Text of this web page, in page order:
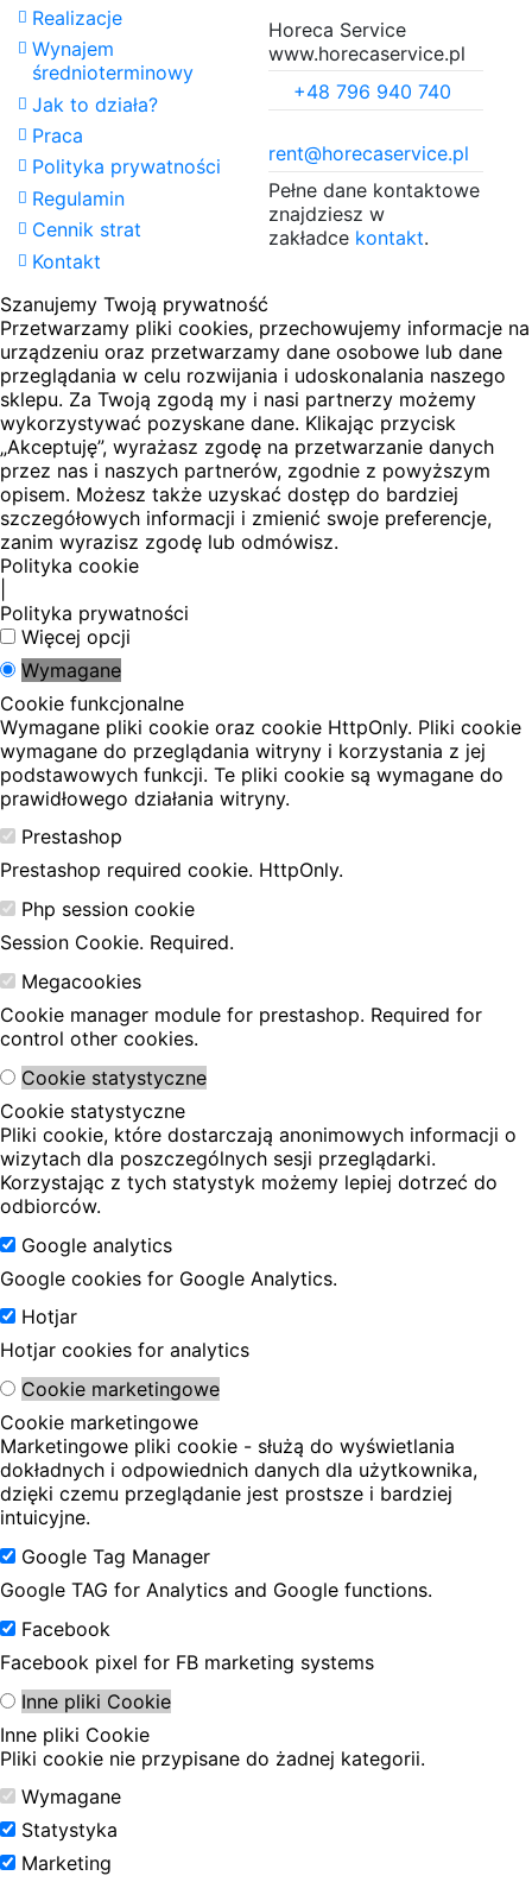
Realizacje
Wynajem
średnioterminowy
Jak to działa?
Praca
Polityka prywatności
Regulamin
Cennik strat
Kontakt
Horeca Service
www.horecaservice.pl
+48 796 940 740
rent@horecaservice.pl
Pełne dane kontaktowe
znajdziesz w
zakładce kontakt.
Szanujemy Twoją prywatność
Przetwarzamy pliki cookies, przechowujemy informacje na
urządzeniu oraz przetwarzamy dane osobowe lub dane
przeglądania w celu rozwijania i udoskonalania naszego
sklepu. Za Twoją zgodą my i nasi partnerzy możemy
wykorzystywać pozyskane dane. Klikając przycisk
„Akceptuję”, wyrażasz zgodę na przetwarzanie danych
przez nas i naszych partnerów, zgodnie z powyższym
opisem. Możesz także uzyskać dostęp do bardziej
szczegółowych informacji i zmienić swoje preferencje,
zanim wyrazisz zgodę lub odmówisz.
Polityka cookie
Polityka prywatności
Więcej opcji
Wymagane
Cookie funkcjonalne
Wymagane pliki cookie oraz cookie HttpOnly. Pliki cookie
wymagane do przeglądania witryny i korzystania z jej
podstawowych funkcji. Te pliki cookie są wymagane do
prawidłowego działania witryny.
Prestashop
Prestashop required cookie. HttpOnly.
Php session cookie
Session Cookie. Required.
Megacookies
Cookie manager module for prestashop. Required for
control other cookies.
Cookie statystyczne
Cookie statystyczne
Pliki cookie, które dostarczają anonimowych informacji o
wizytach dla poszczególnych sesji przeglądarki.
Korzystając z tych statystyk możemy lepiej dotrzeć do
odbiorców.
Google analytics
Google cookies for Google Analytics.
Hotjar
Hotjar cookies for analytics
Cookie marketingowe
Cookie marketingowe
Marketingowe pliki cookie - służą do wyświetlania
dokładnych i odpowiednich danych dla użytkownika,
dzięki czemu przeglądanie jest prostsze i bardziej
intuicyjne.
Google Tag Manager
Google TAG for Analytics and Google functions.
Facebook
Facebook pixel for FB marketing systems
Inne pliki Cookie
Inne pliki Cookie
Pliki cookie nie przypisane do żadnej kategorii.
Wymagane
Statystyka
Marketing